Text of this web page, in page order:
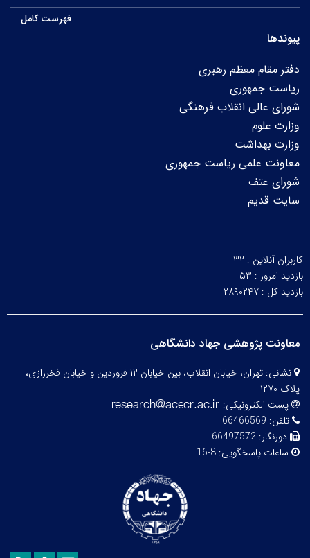
فهرست کامل
پیوندها
دفتر مقام معظم رهبری
ریاست جمهوری
شورای عالی انقلاب فرهنگی
وزارت علوم
وزارت بهداشت
معاونت علمی ریاست جمهوری
شورای عتف
سایت قدیم
کاربران آنلاین : ۳۲
بازدید امروز : ۵۳
بازدید کل : ۲۸۹۰۲۴۷
معاونت پژوهشی جهاد دانشگاهی
نشانی:
تهران، خیابان انقلاب، بین خیابان ۱۲ فروردین و خیابان فخررازی،
پلاک ۱۲۷۰
پست الکترونیکی:
تلفن: 66466569
دورنگار: 66497572
ساعات پاسخگویی: 8-16